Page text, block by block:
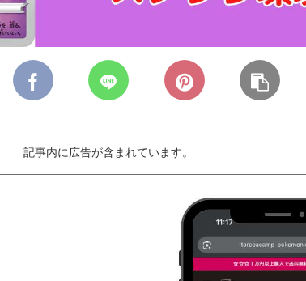
記事内に広告が含まれています。